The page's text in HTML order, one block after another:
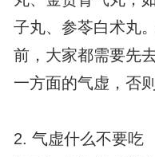
子丸、参苓白术丸
前，大家都需要先
一方面的气虚，否
2. 气虚什么不要吃